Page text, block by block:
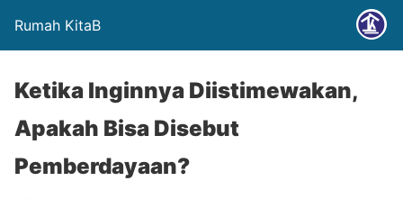
Rumah KitaB
Ketika Inginnya Diistimewakan,
Apakah Bisa Disebut
Pemberdayaan?